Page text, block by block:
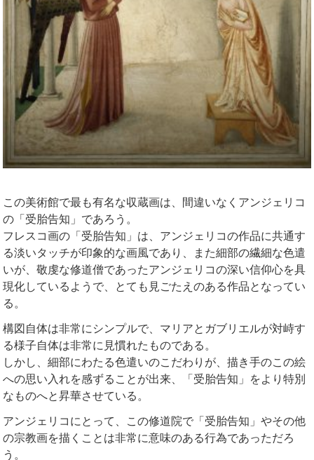
この美術館で最も有名な収蔵画は、間違いなくアンジェリコ
の「受胎告知」であろう。
フレスコ画の「受胎告知」は、アンジェリコの作品に共通す
る淡いタッチが印象的な画風であり、また細部の繊細な色遣
いが、敬虔な修道僧であったアンジェリコの深い信仰心を具
現化しているようで、とても見ごたえのある作品となってい
る。
構図自体は非常にシンプルで、マリアとガブリエルが対峙す
る様子自体は非常に見慣れたものである。
しかし、細部にわたる色遣いのこだわりが、描き手のこの絵
への思い入れを感ずることが出来、「受胎告知」をより特別
なものへと昇華させている。
アンジェリコにとって、この修道院で「受胎告知」やその他
の宗教画を描くことは非常に意味のある行為であっただろ
う。